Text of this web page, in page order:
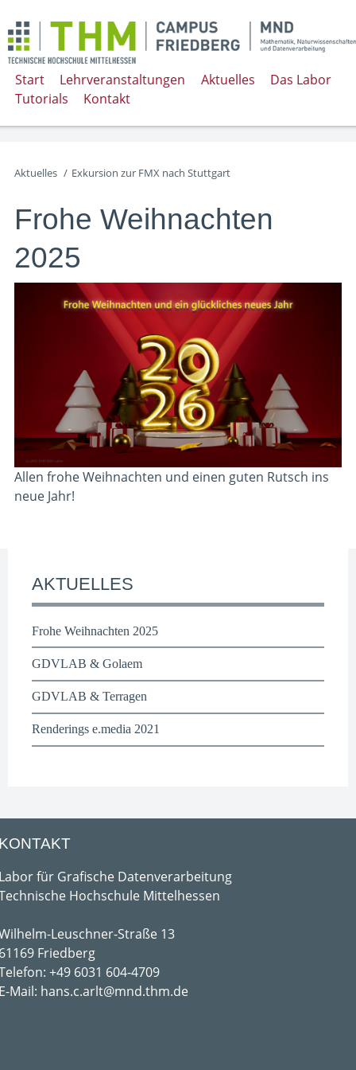
Start Lehrveranstaltungen Aktuelles
Das Labor
Tutorials
Kontakt
Aktuelles / Exkursion zur FMX nach Stuttgart
Frohe Weihnachten
2025
Allen frohe Weihnachten und einen guten Rutsch ins
neue Jahr!
AKTUELLES
Frohe Weihnachten 2025
GDVLAB & Golaem
GDVLAB & Terragen
Renderings e.media 2021
für Grafische Datenverarbeitung
Hochschule Mittelhessen
Leuschner-Straße 13
Friedberg
+49 6031 604-4709
Mail: hans.c.arlt@mnd.thm.de